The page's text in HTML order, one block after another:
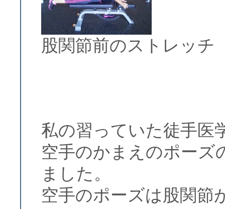
股関節前のストレッチ
私の習っていた徒手医
空手のかまえのポーズ
ました。
空手のポーズは股関節